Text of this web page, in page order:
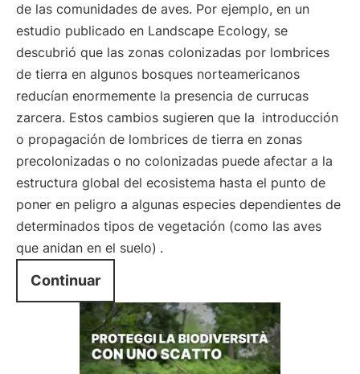
de las comunidades de aves. Por ejemplo, en un
estudio publicado en Landscape Ecology, se
descubrió que las zonas colonizadas por lombrices
de tierra en algunos bosques norteamericanos
reducían enormemente la presencia de currucas
zarcera. Estos cambios sugieren que la introducción
o propagación de lombrices de tierra en zonas
precolonizadas o no colonizadas puede afectar a la
estructura global del ecosistema hasta el punto de
poner en peligro a algunas especies dependientes de
determinados tipos de vegetación (como las aves
que anidan en el suelo) .
Continuar